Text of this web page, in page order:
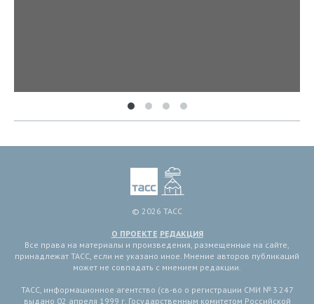
© 2026 ТАСС
О ПРОЕКТЕ РЕДАКЦИЯ
Все права на материалы и произведения, размещенные на сайте,
принадлежат ТАСС, если не указано иное. Мнение авторов публикаций
может не совпадать с мнением редакции.
ТАСС, информационное агентство (св-во о регистрации СМИ № 3 247
выдано 02 апреля 1999 г. Государственным комитетом Российской